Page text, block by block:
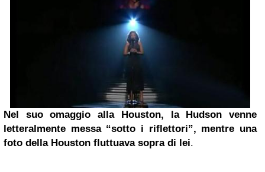
Nel suo omaggio alla Houston, la Hudson venne
letteralmente messa “sotto i riflettori”, mentre una
foto della Houston fluttuava sopra di lei.